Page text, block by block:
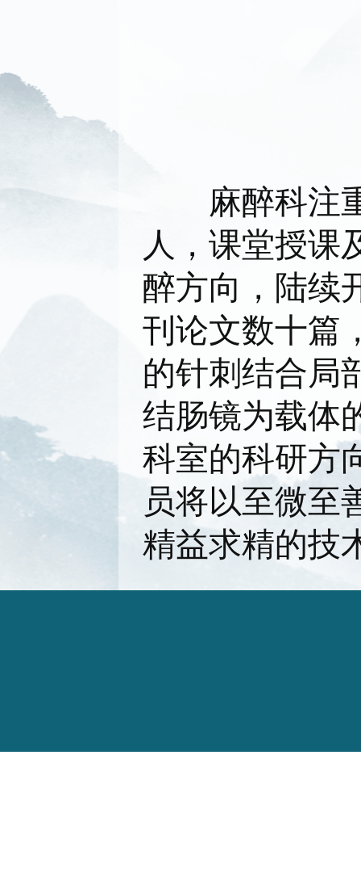
麻醉科注重
人，课堂授课
醉方向，陆续
刊论文数十篇
的针刺结合局
结肠镜为载体
科室的科研方
员将以至微至
精益求精的技